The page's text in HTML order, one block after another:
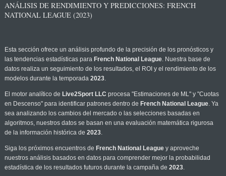
ANÁLISIS DE RENDIMIENTO Y PREDICCIONES: FRENCH
NATIONAL LEAGUE (2023)
Esta sección ofrece un análisis profundo de la precisión de los pronósticos y
las tendencias estadísticas para French National League. Nuestra base de
datos realiza un seguimiento de los resultados, el ROI y el rendimiento de los
modelos durante la temporada 2023.
El motor analítico de Live2Sport LLC procesa "Estimaciones de ML" y "Cuotas
en Descenso" para identificar patrones dentro de French National League. Ya
sea analizando los cambios del mercado o las selecciones basadas en
algoritmos, nuestros datos se basan en una evaluación matemática rigurosa
de la información histórica de 2023.
Siga los próximos encuentros de French National Leaguey aproveche
nuestros análisis basados en datos para comprender mejor la probabilidad
estadística de los resultados futuros durante la campaña de 2023.